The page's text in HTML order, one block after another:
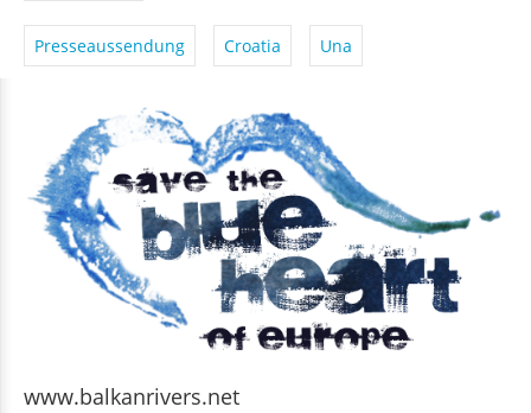
Presseaussendung Croatia Una
www.balkanrivers.net